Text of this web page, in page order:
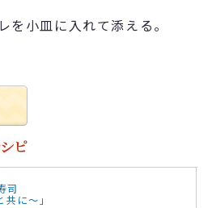
を小皿に入れて添える。
司
に～」